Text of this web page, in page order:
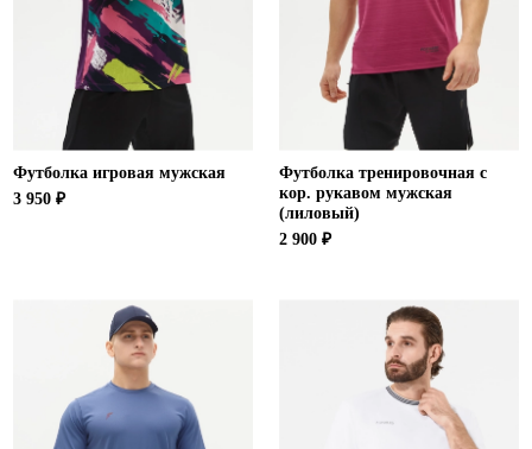
Футболка игровая мужская
3 950 ₽
Футболка тренировочная с
кор. рукавом мужская
(лиловый)
2 900 ₽